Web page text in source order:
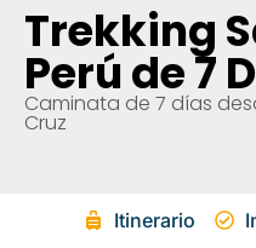
Trekking
Perú de 7
Caminata de 7 días
Cruz
Itinerario